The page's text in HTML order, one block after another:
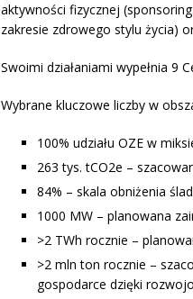
aktywności fizycznej
zakresie zdrowego stylu życia)
Swoimi działaniami wypełnia 9
Wybrane kluczowe liczby w
100% udziału OZE w
263 tys. tCO2e –
84% – skala obniżenia
1000 MW – planowana
>2 TWh rocznie –
>2 mln ton rocznie –
gospodarce dzięki